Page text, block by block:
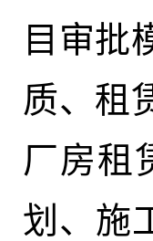
目审批
质、租
厂房租
划、施